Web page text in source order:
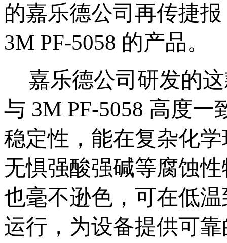
的嘉乐德公司再传捷
3M PF-5058 的产品。
嘉乐德公司研发的
与 3M PF-5058 高度
稳定性，能在复杂化
无惧强酸强碱等腐蚀
也毫不逊色，可在低
运行，为设备提供可